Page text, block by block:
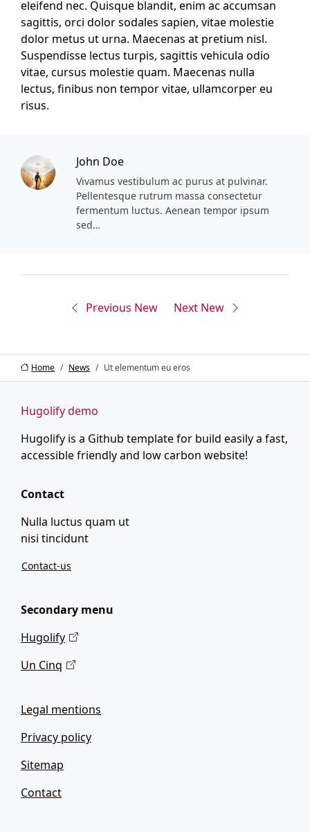
eleifend nec. Quisque blandit, enim ac accumsan
sagittis, orci dolor sodales sapien, vitae molestie
dolor metus ut urna. Maecenas at pretium nisl.
Suspendisse lectus turpis, sagittis vehicula odio
vitae, cursus molestie quam. Maecenas nulla
lectus, finibus non tempor vitae, ullamcorper eu
risus.
John Doe
Vivamus vestibulum ac purus at pulvinar.
Pellentesque rutrum massa consectetur
fermentum luctus. Aenean tempor ipsum
sed…
Previous New Next New
Home News Ut elementum eu eros
Hugolify demo
Hugolify is a Github template for build easily a fast,
accessible friendly and low carbon website!
Contact
Nulla luctus quam ut
nisi tincidunt
Contact-us
Secondary menu
Hugolify
Un Cinq
Legal mentions
Privacy policy
Sitemap
Contact